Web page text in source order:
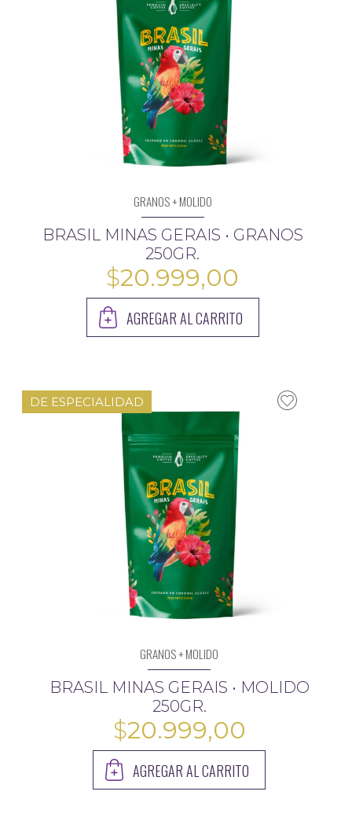
GRANOS + MOLIDO
BRASIL MINAS GERAIS • GRANOS
250GR.
$20.999,00
AGREGAR AL CARRITO
DE ESPECIALIDAD
GRANOS + MOLIDO
BRASIL MINAS GERAIS • MOLIDO
250GR.
$20.999,00
AGREGAR AL CARRITO